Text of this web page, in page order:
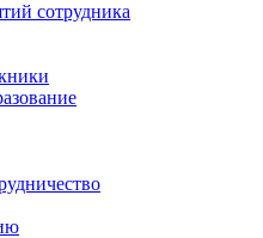
сотрудника